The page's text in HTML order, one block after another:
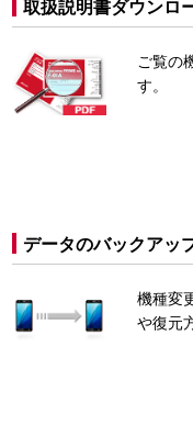
取扱説明書ダウンロ
ご覧の
す。
データのバックアッ
機種変
や復元